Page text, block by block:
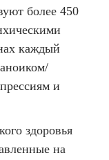
более 450
каждый
и
здоровья
на